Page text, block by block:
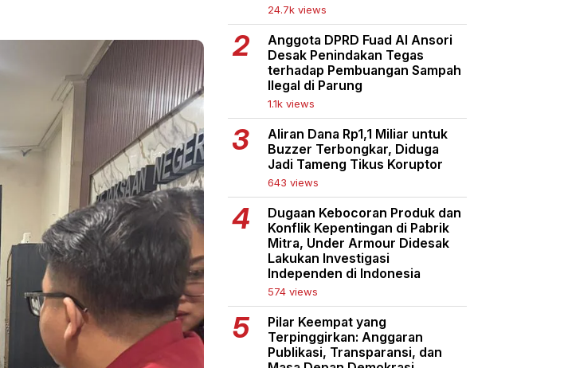
24.7k views
Anggota DPRD Fuad Al Ansori
Desak Penindakan Tegas
terhadap Pembuangan Sampah
Ilegal di Parung
1.1k views
Aliran Dana Rp1,1 Miliar untuk
Buzzer Terbongkar, Diduga
Jadi Tameng Tikus Koruptor
643 views
Dugaan Kebocoran Produk dan
Konflik Kepentingan di Pabrik
Mitra, Under Armour Didesak
Lakukan Investigasi
Independen di Indonesia
574 views
Pilar Keempat yang
Terpinggirkan: Anggaran
Publikasi, Transparansi, dan